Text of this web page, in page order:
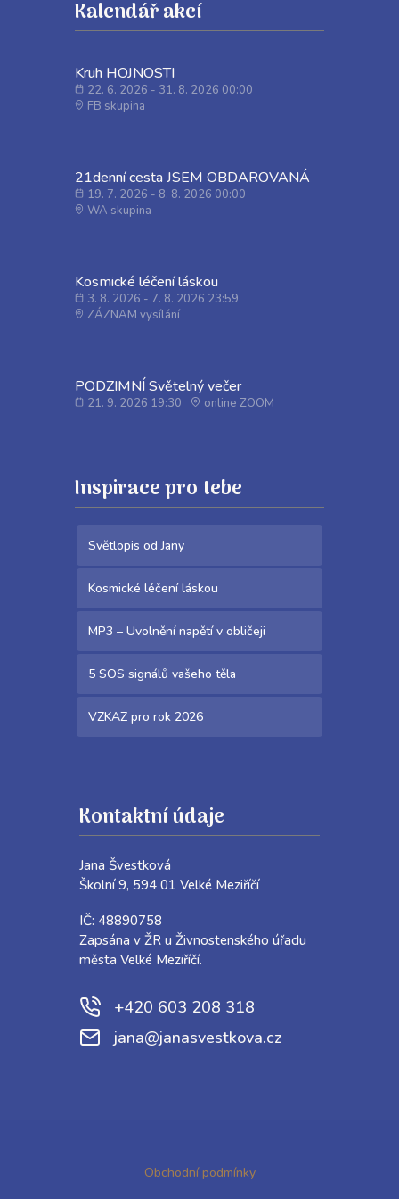
Kalendář akcí
Kruh HOJNOSTI
22. 6. 2026 - 31. 8. 2026 00:00
FB skupina
21denní cesta JSEM OBDAROVANÁ
19. 7. 2026 - 8. 8. 2026 00:00
WA skupina
Kosmické léčení láskou
3. 8. 2026 - 7. 8. 2026 23:59
ZÁZNAM vysílání
PODZIMNÍ Světelný večer
21. 9. 2026 19:30 online ZOOM
Inspirace pro tebe
Světlopis od Jany
Kosmické léčení láskou
MP3 – Uvolnění napětí v obličeji
5 SOS signálů vašeho těla
VZKAZ pro rok 2026
Kontaktní údaje
Jana Švestková
Školní 9, 594 01 Velké Meziříčí
IČ: 48890758
Zapsána v ŽR u Živnostenského úřadu
města Velké Meziříčí.
+420 603 208 318
jana@janasvestkova.cz
Obchodní podmínky